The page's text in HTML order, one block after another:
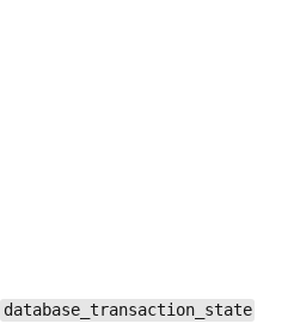
database_transaction_state